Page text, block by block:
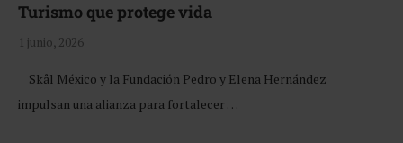
Turismo que protege vida
1 junio, 2026
Skål México y la Fundación Pedro y Elena Hernández
impulsan una alianza para fortalecer …